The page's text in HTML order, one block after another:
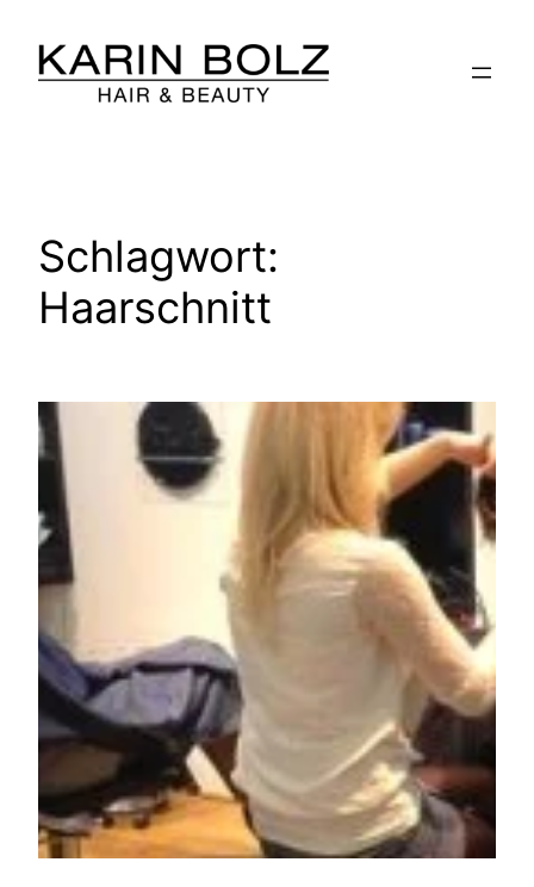
Inhalt
springen
Schlagwort:
Haarschnitt